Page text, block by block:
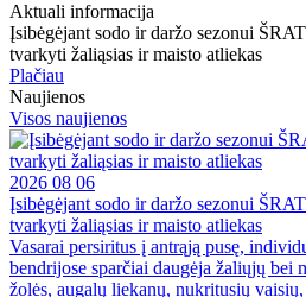
Aktuali informacija
Įsibėgėjant sodo ir daržo sezonui
tvarkyti žaliąsias ir maisto atliekas
Plačiau
Naujienos
Visos naujienos
2026 08 06
Įsibėgėjant sodo ir daržo sezonui
tvarkyti žaliąsias ir maisto atliekas
Vasarai persiritus į antrąją pusę,
bendrijose sparčiai daugėja žaliųjų bei
žolės, augalų liekanų, nukritusių